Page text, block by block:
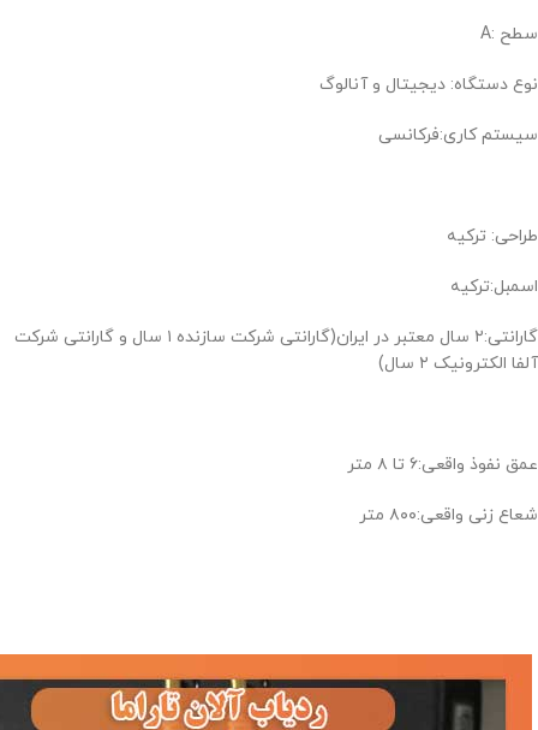
سطح :A
نوع دستگاه: دیجیتال و آنالوگ
سیستم کاری:فرکانسی
طراحی: ترکیه
اسمبل:ترکیه
گارانتی:۲ سال معتبر در ایران(گارانتی شرکت سازنده ۱ سال و گارانتی شرکت
آلفا الکترونیک ۲ سال)
عمق نفوذ واقعی:۶ تا ۸ متر
شعاع زنی واقعی:۸۰۰ متر